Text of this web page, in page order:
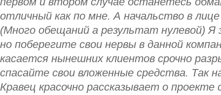
отличный как по мне. А начальство в
(Много обещаний а результат нулевой) Я
но поберегите свои нервы в данной
касается нынешних клиентов срочно
спасайте свои вложенные средства. Так
Кравец красочно рассказывает о